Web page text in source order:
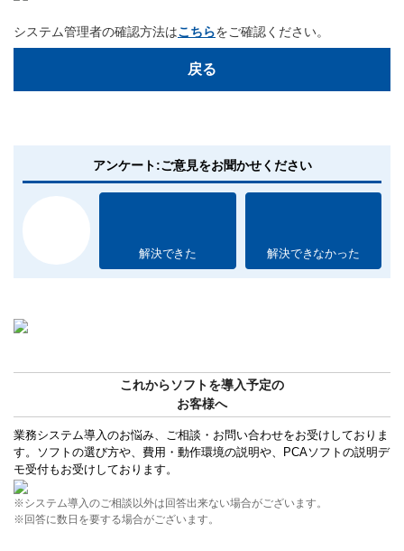
システム管理者の確認方法はこちらをご確認ください。
戻る
アンケート:ご意見をお聞かせください
解決できた 解決できなかった
これからソフトを導入予定の
お客様へ
業務システム導入のお悩み、ご相談・お問い合わせをお受けしておりま
す。ソフトの選び方や、費用・動作環境の説明や、PCAソフトの説明デ
モ受付もお受けしております。
※システム導入のご相談以外は回答出来ない場合がございます。
※回答に数日を要する場合がございます。